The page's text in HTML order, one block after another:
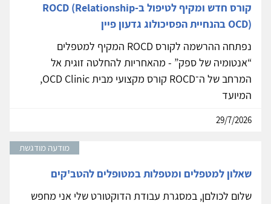
קורס חדש ומקיף לטיפול ב-ROCD (Relationship
OCD) בהנחיית הפסיכולוג גדעון פיין
נפתחה ההרשמה לקורס ROCD המקיף למטפלים
“אנטומיה של ספק” - מהאחריות להחלטה זוגית אל
המרחב של ה־ROCD קורס מקצועי מבית OCD Clinic,
המיועד
29/7/2026
מודעה מודגשת
שאלון למטפלים ומטפלות במטופלים להטב'קים
שלום לכולםן, במסגרת עבודת הדוקטורט שלי אני מחפש